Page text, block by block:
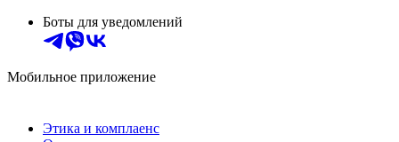
Боты для уведомлений
Мобильное приложение
Этика и комплаенс